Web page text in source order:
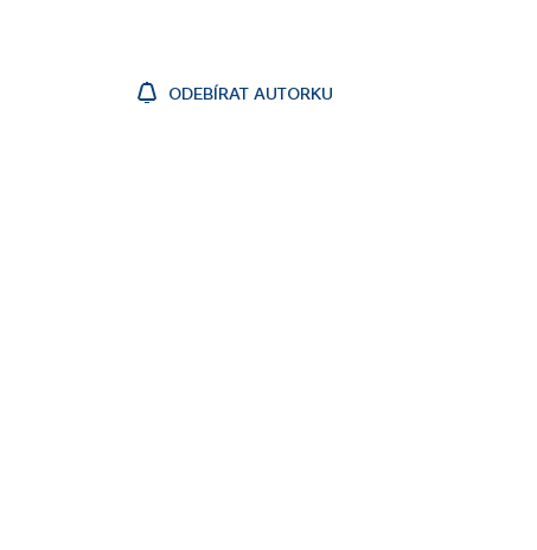
ODEBÍRAT AUTORKU